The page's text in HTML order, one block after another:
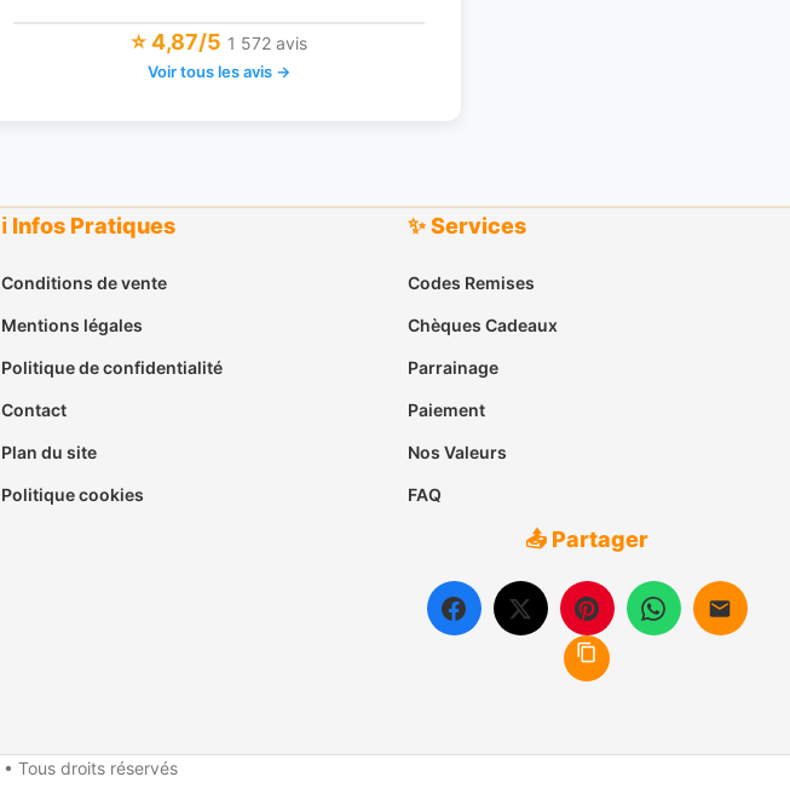
⭐ 4,87/5 1 572 avis
Voir tous les avis →
ℹ️ Infos Pratiques
Conditions de vente
Mentions légales
Politique de confidentialité
Contact
Plan du site
Politique cookies
✨ Services
Codes Remises
Chèques Cadeaux
Parrainage
Paiement
Nos Valeurs
FAQ
📤 Partager
• Tous droits réservés